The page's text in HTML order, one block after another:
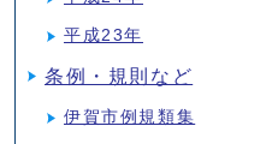
平成23年
条例・規則など
伊賀市例規類集